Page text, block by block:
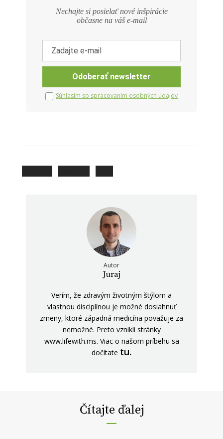
Nechajte si posielať nové inšpirácie
občasne na váš e-mail
Súhlasím so spracovaním osobných údajov
Autor
Juraj
Verím, že zdravým životným štýlom a
vlastnou disciplínou je možné dosiahnuť
zmeny, ktoré západná medicína považuje za
nemožné. Preto vznikli stránky
www.lifewith.ms. Viac o našom príbehu sa
dočítate tu.
Čítajte ďalej